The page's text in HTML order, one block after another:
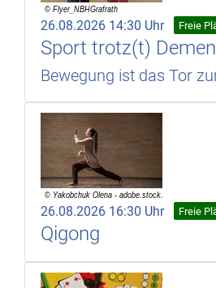
26.08.2026 14:30 Uhr Freie
Sport trotz(t)
Bewegung ist das Tor
26.08.2026 16:30 Uhr Freie
Qigong